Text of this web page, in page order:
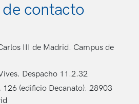
contacto
III de Madrid. Campus de
Despacho 11.2.32
126 (edificio Decanato). 28903